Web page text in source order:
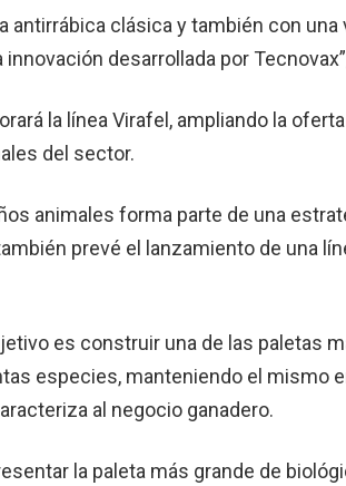
antirrábica clásica y también con una
desarrollada por
la línea Virafel, ampliando la
del sector.
animales forma parte de una
prevé el lanzamiento de una
es construir una de las paletas
especies, manteniendo el mismo
al negocio ganadero.
la paleta más grande de